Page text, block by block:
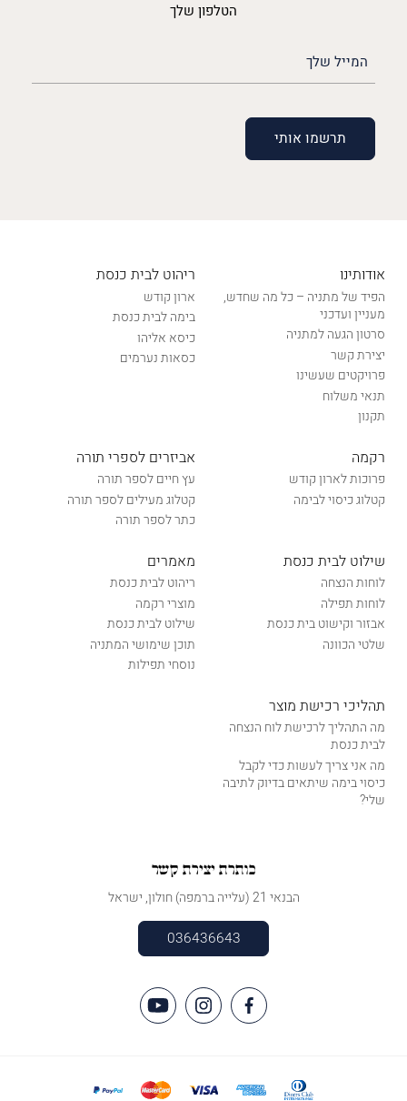
הטלפון שלך
(חובה)
אודותינו
הפיד של מתניה – כל מה שחדש,
מעניין ועדכני
סרטון הגעה למתניה
יצירת קשר
פרויקטים שעשינו
תנאי משלוח
תקנון
ריהוט לבית כנסת
ארון קודש
בימה לבית כנסת
כיסא אליהו
כסאות נערמים
רקמה
פרוכות לארון קודש
קטלוג כיסוי לבימה
אביזרים לספרי תורה
עץ חיים לספר תורה
קטלוג מעילים לספר תורה
כתר לספר תורה
שילוט לבית כנסת
לוחות הנצחה
לוחות תפילה
אבזור וקישוט בית כנסת
שלטי הכוונה
מאמרים
ריהוט לבית כנסת
מוצרי רקמה
שילוט לבית כנסת
תוכן שימושי המתניה
נוסחי תפילות
תהליכי רכישת מוצר
מה התהליך לרכישת לוח הנצחה
לבית כנסת
מה אני צריך לעשות כדי לקבל
כיסוי בימה שיתאים בדיוק לתיבה
שלי?
כותרת יצירת קשר
הבנאי 21 (עלייה ברמפה) חולון, ישראל
036436643